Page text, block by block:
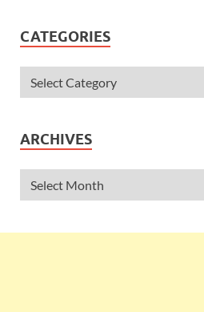
CATEGORIES
ARCHIVES